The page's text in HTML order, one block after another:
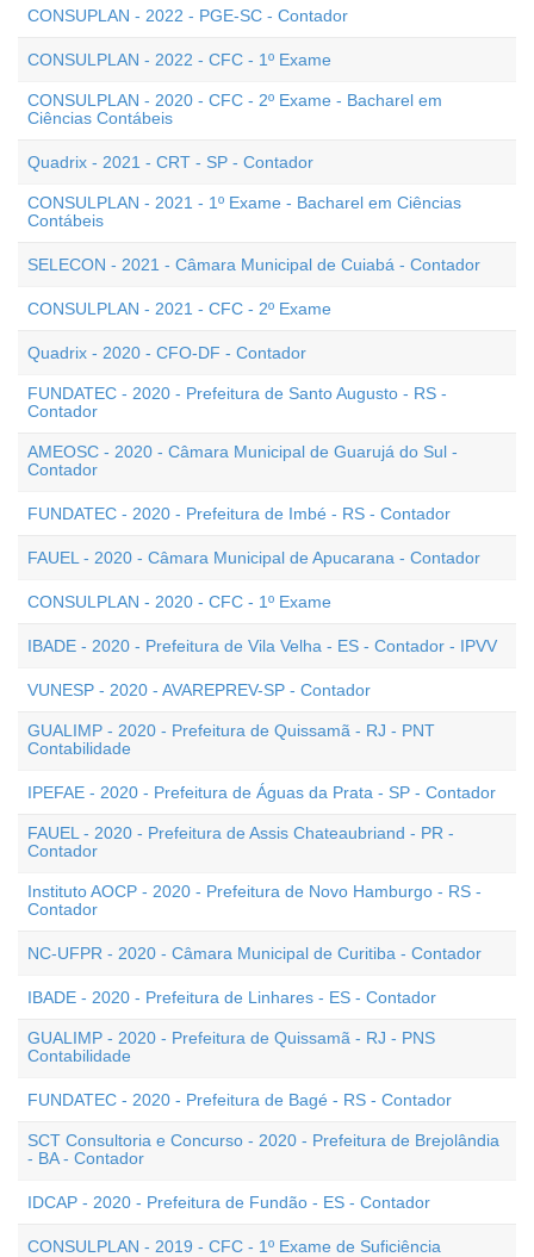
CONSUPLAN - 2022 - PGE-SC - Contador
CONSULPLAN - 2022 - CFC - 1º Exame
CONSULPLAN - 2020 - CFC - 2º Exame - Bacharel em
Ciências Contábeis
Quadrix - 2021 - CRT - SP - Contador
CONSULPLAN - 2021 - 1º Exame - Bacharel em Ciências
Contábeis
SELECON - 2021 - Câmara Municipal de Cuiabá - Contador
CONSULPLAN - 2021 - CFC - 2º Exame
Quadrix - 2020 - CFO-DF - Contador
FUNDATEC - 2020 - Prefeitura de Santo Augusto - RS -
Contador
AMEOSC - 2020 - Câmara Municipal de Guarujá do Sul -
Contador
FUNDATEC - 2020 - Prefeitura de Imbé - RS - Contador
FAUEL - 2020 - Câmara Municipal de Apucarana - Contador
CONSULPLAN - 2020 - CFC - 1º Exame
IBADE - 2020 - Prefeitura de Vila Velha - ES - Contador - IPVV
VUNESP - 2020 - AVAREPREV-SP - Contador
GUALIMP - 2020 - Prefeitura de Quissamã - RJ - PNT
Contabilidade
IPEFAE - 2020 - Prefeitura de Águas da Prata - SP - Contador
FAUEL - 2020 - Prefeitura de Assis Chateaubriand - PR -
Contador
Instituto AOCP - 2020 - Prefeitura de Novo Hamburgo - RS -
Contador
NC-UFPR - 2020 - Câmara Municipal de Curitiba - Contador
IBADE - 2020 - Prefeitura de Linhares - ES - Contador
GUALIMP - 2020 - Prefeitura de Quissamã - RJ - PNS
Contabilidade
FUNDATEC - 2020 - Prefeitura de Bagé - RS - Contador
SCT Consultoria e Concurso - 2020 - Prefeitura de Brejolândia
- BA - Contador
IDCAP - 2020 - Prefeitura de Fundão - ES - Contador
CONSULPLAN - 2019 - CFC - 1º Exame de Suficiência